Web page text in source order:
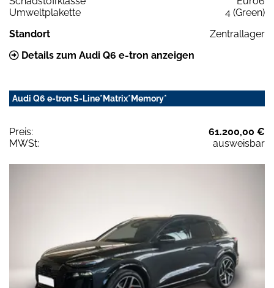
Umweltplakette
4 (Green)
Standort
Zentrallager
Details zum Audi Q6 e-tron anzeigen
Audi Q6 e-tron S-Line*Matrix*Memory*
Preis:
61.200,00 €
MWSt:
ausweisbar